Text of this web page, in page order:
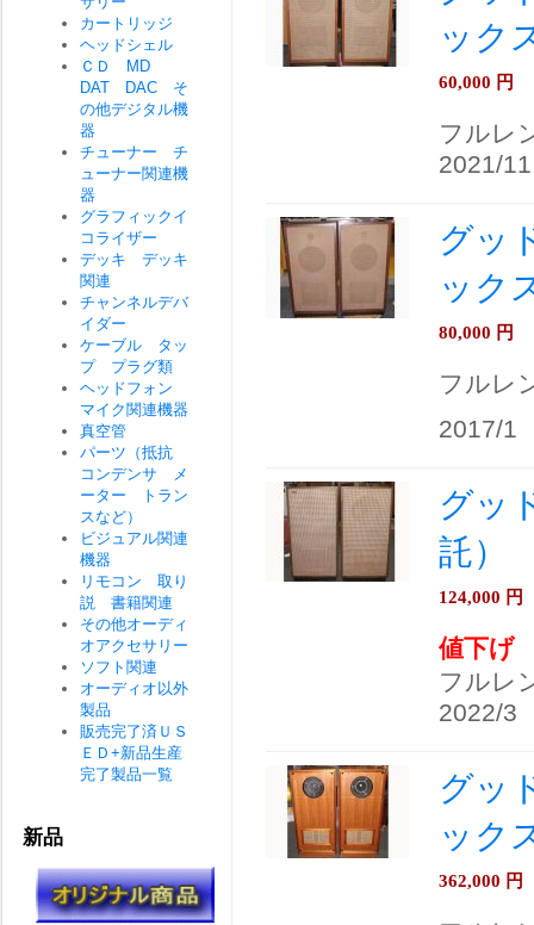
ック
60,000 円
フルレ
2021/11
グッ
ック
80,000 円
フルレ
2017/1
グッ
託）
124,000 円
値下げ
フルレ
2022/3
グッ
ック
362,000 円
カートリッジ
ヘッドシェル
ＣＤ MD
DAT DAC そ
の他デジタル機
器
チューナー チ
ューナー関連機
器
グラフィックイ
コライザー
デッキ デッキ
関連
チャンネルデバ
イダー
ケーブル タッ
プ プラグ類
ヘッドフォン
マイク関連機器
真空管
パーツ（抵抗
コンデンサ メ
ーター トラン
スなど）
ビジュアル関連
機器
リモコン 取り
説 書籍関連
その他オーディ
オアクセサリー
ソフト関連
オーディオ以外
製品
販売完了済ＵＳ
ＥＤ+新品生産
完了製品一覧
新品